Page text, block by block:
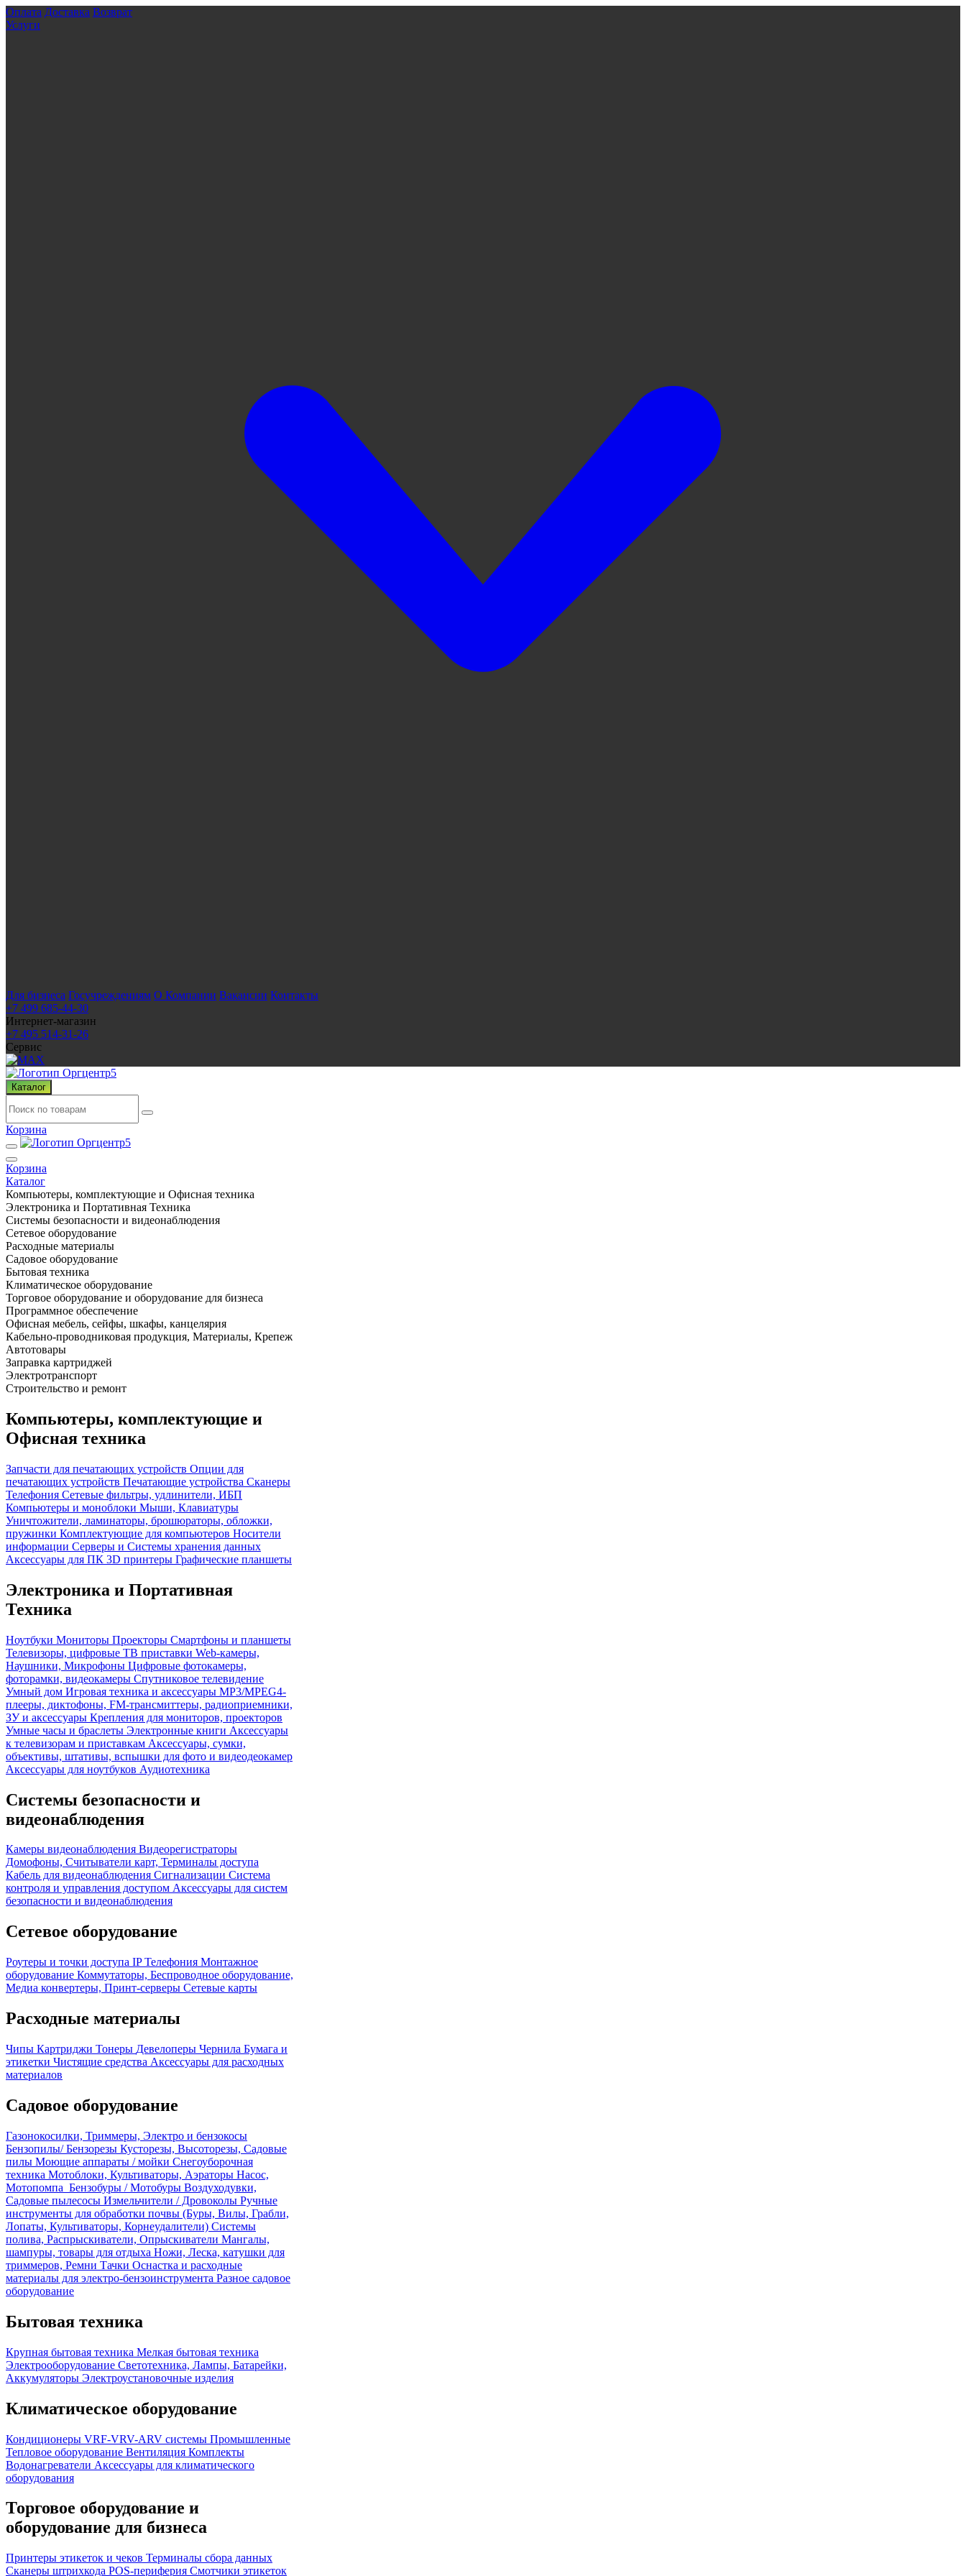
Оплата Доставка Возврат
Услуги
Для бизнеса Госучреждениям О Компании Вакансии Контакты
+7 499 685-44-30
Интернет-магазин
+7 495 514-31-26
Сервис
Каталог
Корзина
Корзина
Каталог
Компьютеры, комплектующие и Офисная техника
Электроника и Портативная Техника
Системы безопасности и видеонаблюдения
Сетевое оборудование
Расходные материалы
Садовое оборудование
Бытовая техника
Климатическое оборудование
Торговое оборудование и оборудование для бизнеса
Программное обеспечение
Офисная мебель, сейфы, шкафы, канцелярия
Кабельно-проводниковая продукция, Материалы, Крепеж
Автотовары
Заправка картриджей
Электротранспорт
Строительство и ремонт
Компьютеры, комплектующие и
Офисная техника
Запчасти для печатающих устройств Опции для
печатающих устройств Печатающие устройства Сканеры
Телефония Сетевые фильтры, удлинители, ИБП
Компьютеры и моноблоки Мыши, Клавиатуры
Уничтожители, ламинаторы, брошюраторы, обложки,
пружинки Комплектующие для компьютеров Носители
информации Серверы и Системы хранения данных
Аксессуары для ПК 3D принтеры Графические планшеты
Электроника и Портативная
Техника
Ноутбуки Мониторы Проекторы Смартфоны и планшеты
Телевизоры, цифровые ТВ приставки Web-камеры,
Наушники, Микрофоны Цифровые фотокамеры,
фоторамки, видеокамеры Спутниковое телевидение
Умный дом Игровая техника и аксессуары MP3/MPEG4-
плееры, диктофоны, FM-трансмиттеры, радиоприемники,
ЗУ и аксессуары Крепления для мониторов, проекторов
Умные часы и браслеты Электронные книги Аксессуары
к телевизорам и приставкам Аксессуары, сумки,
объективы, штативы, вспышки для фото и видеодеокамер
Аксессуары для ноутбуков Аудиотехника
Системы безопасности и
видеонаблюдения
Камеры видеонаблюдения Видеорегистраторы
Домофоны, Считыватели карт, Терминалы доступа
Кабель для видеонаблюдения Сигнализации Система
контроля и управления доступом Аксессуары для систем
безопасности и видеонаблюдения
Сетевое оборудование
Роутеры и точки доступа IP Телефония Монтажное
оборудование Коммутаторы, Беспроводное оборудование,
Медиа конвертеры, Принт-серверы Сетевые карты
Расходные материалы
Чипы Картриджи Тонеры Девелоперы Чернила Бумага и
этикетки Чистящие средства Аксессуары для расходных
материалов
Садовое оборудование
Газонокосилки, Триммеры, Электро и бензокосы
Бензопилы/ Бензорезы Кусторезы, Высоторезы, Садовые
пилы Моющие аппараты / мойки Снегоуборочная
техника Мотоблоки, Культиваторы, Аэраторы Насос,
Мотопомпа Бензобуры / Мотобуры Воздуходувки,
Садовые пылесосы Измельчители / Дровоколы Ручные
инструменты для обработки почвы (Буры, Вилы, Грабли,
Лопаты, Культиваторы, Корнеудалители) Системы
полива, Распрыскиватели, Опрыскиватели Мангалы,
шампуры, товары для отдыха Ножи, Леска, катушки для
триммеров, Ремни Тачки Оснастка и расходные
материалы для электро-бензоинструмента Разное садовое
оборудование
Бытовая техника
Крупная бытовая техника Мелкая бытовая техника
Электрооборудование Светотехника, Лампы, Батарейки,
Аккумуляторы Электроустановочные изделия
Климатическое оборудование
Кондиционеры VRF-VRV-ARV системы Промышленные
Тепловое оборудование Вентиляция Комплекты
Водонагреватели Аксессуары для климатического
оборудования
Торговое оборудование и
оборудование для бизнеса
Принтеры этикеток и чеков Терминалы сбора данных
Сканеры штрихкода POS-периферия Смотчики этикеток